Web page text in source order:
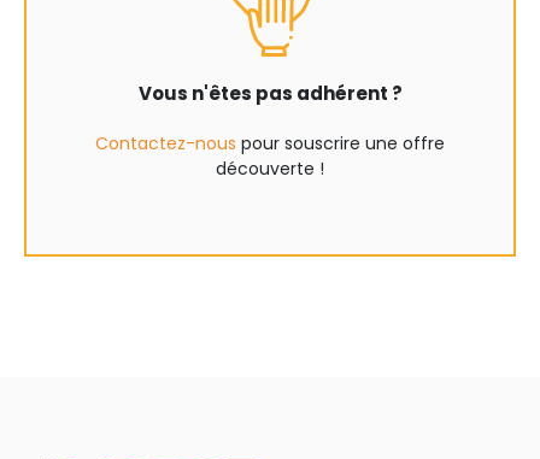
Vous n'êtes pas adhérent ?
Contactez-nous pour souscrire une offre
découverte !